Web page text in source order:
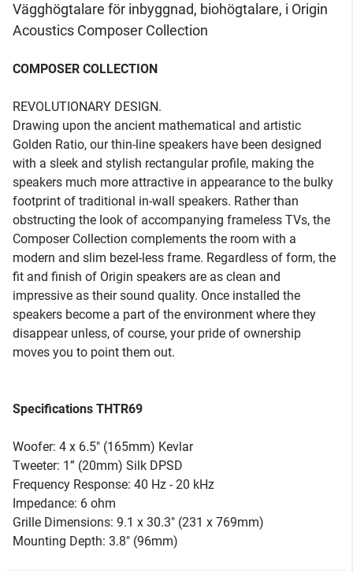
Vägghögtalare för inbyggnad, biohögtalare, i Origin
Acoustics Composer Collection
COMPOSER COLLECTION
REVOLUTIONARY DESIGN.
Drawing upon the ancient mathematical and artistic
Golden Ratio, our thin-line speakers have been designed
with a sleek and stylish rectangular profile, making the
speakers much more attractive in appearance to the bulky
footprint of traditional in-wall speakers. Rather than
obstructing the look of accompanying frameless TVs, the
Composer Collection complements the room with a
modern and slim bezel-less frame. Regardless of form, the
fit and finish of Origin speakers are as clean and
impressive as their sound quality. Once installed the
speakers become a part of the environment where they
disappear unless, of course, your pride of ownership
moves you to point them out.
Specifications THTR69
Woofer: 4 x 6.5" (165mm) Kevlar
Tweeter: 1” (20mm) Silk DPSD
Frequency Response: 40 Hz - 20 kHz
Impedance: 6 ohm
Grille Dimensions: 9.1 x 30.3" (231 x 769mm)
Mounting Depth: 3.8" (96mm)